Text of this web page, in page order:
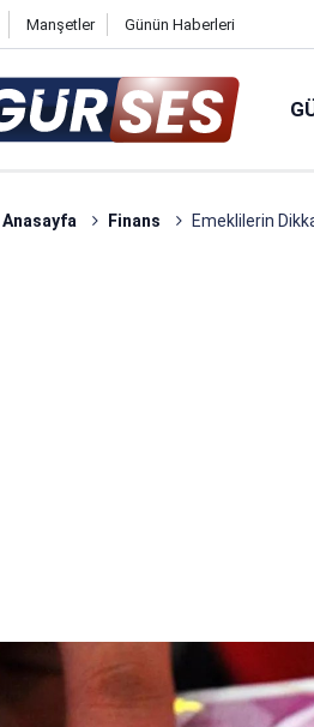
Manşetler Günün Haberleri
Anasayfa Finans Emeklilerin